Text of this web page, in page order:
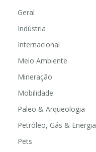
Geral
Indústria
Internacional
Meio Ambiente
Mineração
Mobilidade
Paleo & Arqueologia
Petróleo, Gás & Energia
Pets